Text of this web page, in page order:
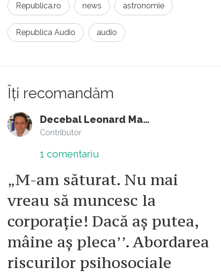
Republica.ro news astronomie
Republica Audio audio
Îți recomandăm
Decebal Leonard Marin
Contributor
1 comentariu
„M-am săturat. Nu mai
vreau să muncesc la
corporație! Dacă aș putea,
mâine aș pleca’’. Abordarea
riscurilor psihosociale